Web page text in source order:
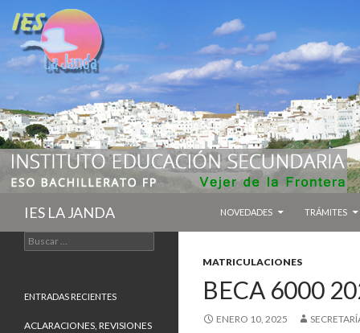
IES LA JANDA
NOVEDADES
TRÁMITES
MATRICULACIONES
BECA 6000
ENERO 10, 2025
B
u
a
:
ENTRADAS RECIENTES
ACLARACIONES, REVISIONES